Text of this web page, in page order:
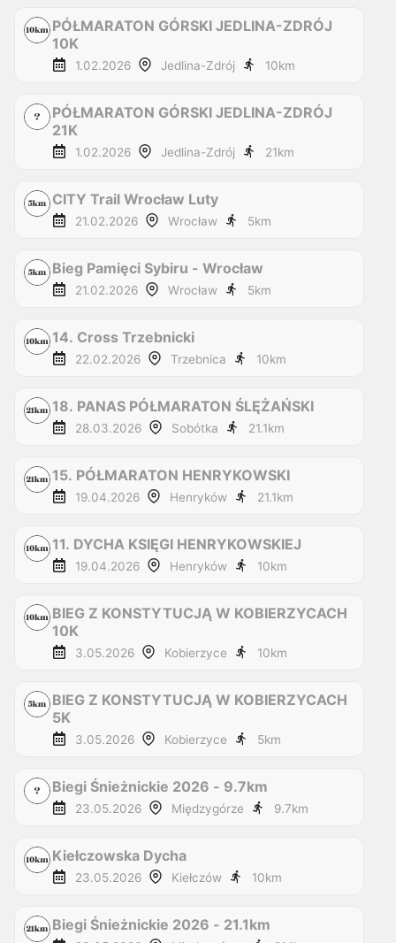
PÓŁMARATON GÓRSKI JEDLINA-ZDRÓJ
10K
1.02.2026 Jedlina-Zdrój 10km
PÓŁMARATON GÓRSKI JEDLINA-ZDRÓJ
21K
1.02.2026 Jedlina-Zdrój 21km
CITY Trail Wrocław Luty
21.02.2026 Wrocław 5km
Bieg Pamięci Sybiru - Wrocław
21.02.2026 Wrocław 5km
14. Cross Trzebnicki
22.02.2026 Trzebnica 10km
18. PANAS PÓŁMARATON ŚLĘŻAŃSKI
28.03.2026 Sobótka 21.1km
15. PÓŁMARATON HENRYKOWSKI
19.04.2026 Henryków 21.1km
11. DYCHA KSIĘGI HENRYKOWSKIEJ
19.04.2026 Henryków 10km
BIEG Z KONSTYTUCJĄ W KOBIERZYCACH
10K
3.05.2026 Kobierzyce 10km
BIEG Z KONSTYTUCJĄ W KOBIERZYCACH
5K
3.05.2026 Kobierzyce 5km
Biegi Śnieżnickie 2026 - 9.7km
23.05.2026 Międzygórze 9.7km
Kiełczowska Dycha
23.05.2026 Kiełczów 10km
Biegi Śnieżnickie 2026 - 21.1km